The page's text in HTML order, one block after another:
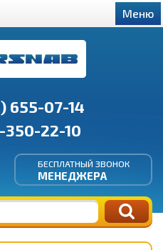
655-07-14
22-10
БЕСПЛАТНЫЙ ЗВОНОК
МЕНЕДЖЕРА
Меню